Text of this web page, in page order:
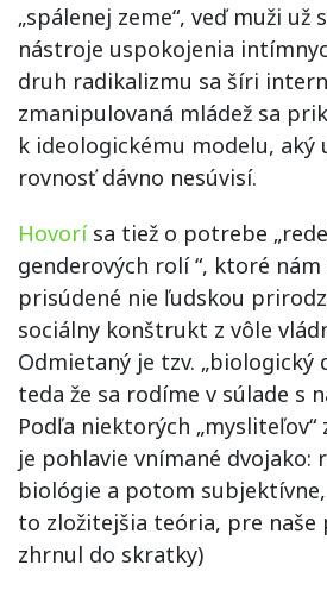
„spálenej zeme“, veď muži už
nástroje uspokojenia
druh radikalizmu sa šíri
zmanipulovaná mládež sa
k ideologickému modelu, aký
rovnosť dávno nesúvisí.
Hovorísa tiež o potrebe
genderových rolí “, ktoré
prisúdené nie ľudskou
sociálny konštrukt z vôle
Odmietaný je tzv. „biologický
teda že sa rodíme v súlade s
Podľa niektorých
je pohlavie vnímané dvojako:
biológie a potom
to zložitejšia teória, pre naše
zhrnul do skratky)